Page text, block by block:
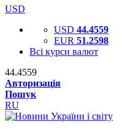
USD
USD 44.4559
EUR 51.2598
Всі курси валют
44.4559
Авторизація
Пошук
RU